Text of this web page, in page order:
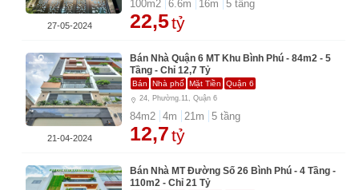
100m2 6.6m 16m 5 tầng
22,5tỷ
27-05-2024
Bán Nhà Quận 6 MT Khu Bình Phú - 84m2 - 5
Tầng - Chỉ 12,7 Tỷ
Bán Nhà phố Mặt Tiền Quận 6
24, Phường.11, Quận 6
84m2 4m 21m 5 tầng
12,7tỷ
21-04-2024
Bán Nhà MT Đường Số 26 Bình Phú - 4 Tầng -
110m2 - Chỉ 21 Tỷ